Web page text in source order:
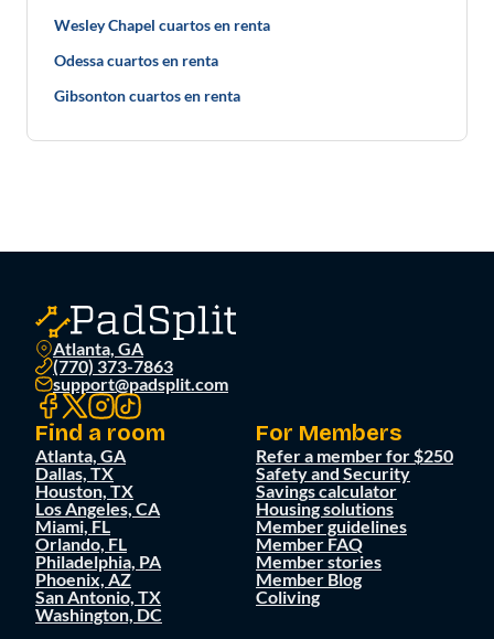
Wesley Chapel cuartos en renta
Odessa cuartos en renta
Gibsonton cuartos en renta
Atlanta, GA
(770) 373-7863
support@padsplit.com
Find a room
Atlanta, GA
Dallas, TX
Houston, TX
Los Angeles, CA
Miami, FL
Orlando, FL
Philadelphia, PA
Phoenix, AZ
San Antonio, TX
Washington, DC
For Members
Refer a member for $250
Safety and Security
Savings calculator
Housing solutions
Member guidelines
Member FAQ
Member stories
Member Blog
Coliving